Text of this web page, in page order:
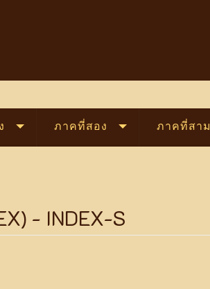
ภาคที่สอง ภาคที่สาม
- INDEX-S